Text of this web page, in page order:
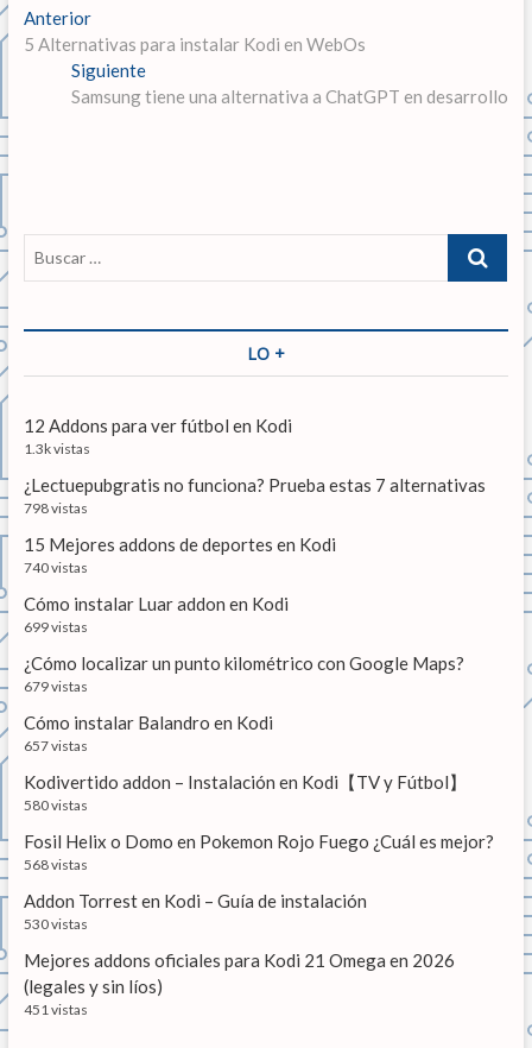
N
a
c
i
ó
n
e
e
n
t
r
a
d
a
s
AnteriorE
n
t
r
e
i
r
5 Alternativas para instalar Kodi en WebOs
Siguiente
n
i
u
e
t
:
Samsung tiene una alternativa a ChatGPT en desarrollo
c
r
LO +
12 Addons para ver fútbol en Kodi
1.3k vistas
¿Lectuepubgratis no funciona? Prueba estas 7 alternativas
798 vistas
15 Mejores addons de deportes en Kodi
740 vistas
Cómo instalar Luar addon en Kodi
699 vistas
¿Cómo localizar un punto kilométrico con Google Maps?
679 vistas
Cómo instalar Balandro en Kodi
657 vistas
Kodivertido addon – Instalación en Kodi【TV y Fútbol】
580 vistas
Fosil Helix o Domo en Pokemon Rojo Fuego ¿Cuál es mejor?
568 vistas
Addon Torrest en Kodi – Guía de instalación
530 vistas
Mejores addons oficiales para Kodi 21 Omega en 2026
(legales y sin líos)
451 vistas